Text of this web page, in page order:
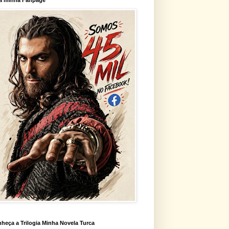
a Trilogia Minha Novela Turca